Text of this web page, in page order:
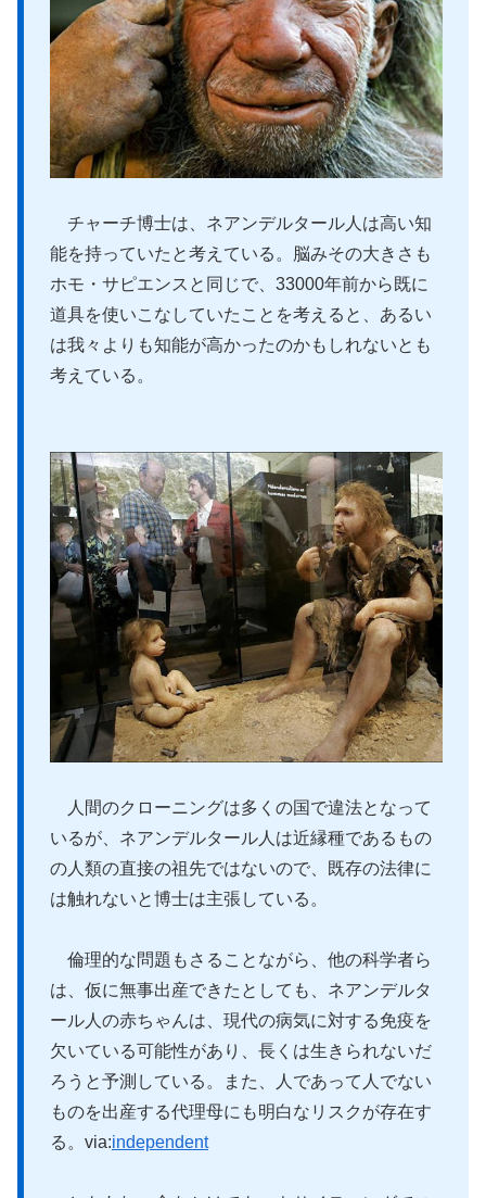
チャーチ博士は、ネアンデルタール人は高い知
能を持っていたと考えている。脳みその大きさも
ホモ・サピエンスと同じで、33000年前から既に
道具を使いこなしていたことを考えると、あるい
は我々よりも知能が高かったのかもしれないとも
考えている。
人間のクローニングは多くの国で違法となって
いるが、ネアンデルタール人は近縁種であるもの
の人類の直接の祖先ではないので、既存の法律に
は触れないと博士は主張している。
倫理的な問題もさることながら、他の科学者ら
は、仮に無事出産できたとしても、ネアンデルタ
ール人の赤ちゃんは、現代の病気に対する免疫を
欠いている可能性があり、長くは生きられないだ
ろうと予測している。また、人であって人でない
ものを出産する代理母にも明白なリスクが存在す
る。via:independent